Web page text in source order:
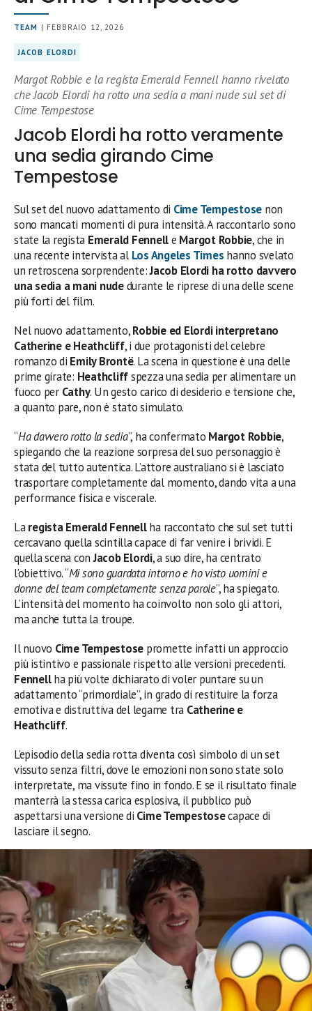
TEAM | FEBBRAIO 12, 2026
JACOB ELORDI
Margot Robbie e la regista Emerald Fennell hanno rivelato
che Jacob Elordi ha rotto una sedia a mani nude sul set di
Cime Tempestose
Jacob Elordi ha rotto veramente
una sedia girando Cime
Tempestose
Sul set del nuovo adattamento di Cime Tempestose non
sono mancati momenti di pura intensità. A raccontarlo sono
state la regista Emerald Fennelle Margot Robbie, che in
una recente intervista al Los Angeles Times hanno svelato
un retroscena sorprendente:Jacob Elordi ha rotto davvero
una sedia a mani nudedurante le riprese di una delle scene
più forti del film.
Nel nuovo adattamento,Robbie ed Elordi interpretano
Catherine e Heathcliff, i due protagonisti del celebre
romanzo di Emily Brontë. La scena in questione è una delle
prime girate: Heathcliffspezza una sedia per alimentare un
fuoco per Cathy. Un gesto carico di desiderio e tensione che,
a quanto pare, non è stato simulato.
“Ha davvero rotto la sedia”, ha confermato Margot Robbie,
spiegando che la reazione sorpresa del suo personaggio è
stata del tutto autentica. L’attore australiano si è lasciato
trasportare completamente dal momento, dando vita a una
performance fisica e viscerale.
Laregista Emerald Fennellha raccontato che sul set tutti
cercavano quella scintilla capace di far venire i brividi. E
quella scena conJacob Elordi, a suo dire, ha centrato
l’obiettivo. “Mi sono guardata intorno e ho visto uomini e
donne del team completamente senza parole”, ha spiegato.
L’intensità del momento ha coinvolto non solo gli attori,
ma anche tutta la troupe.
Il nuovo Cime Tempestose promette infatti un approccio
più istintivo e passionale rispetto alle versioni precedenti.
Fennellha più volte dichiarato di voler puntare su un
adattamento “primordiale”, in grado di restituire la forza
emotiva e distruttiva del legame tra Catherine e
Heathcliff.
L’episodio della sedia rotta diventa così simbolo di un set
vissuto senza filtri, dove le emozioni non sono state solo
interpretate, ma vissute fino in fondo. E se il risultato finale
manterrà la stessa carica esplosiva, il pubblico può
aspettarsi una versione di Cime Tempestosecapace di
lasciare il segno.